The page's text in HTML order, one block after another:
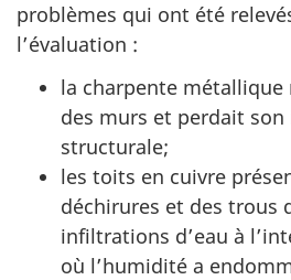
problèmes qui ont été
l’évaluation :
la charpente
des murs et perdait
structurale;
les toits en cuivre
déchirures et des trous
infiltrations d’eau à
où l’humidité a